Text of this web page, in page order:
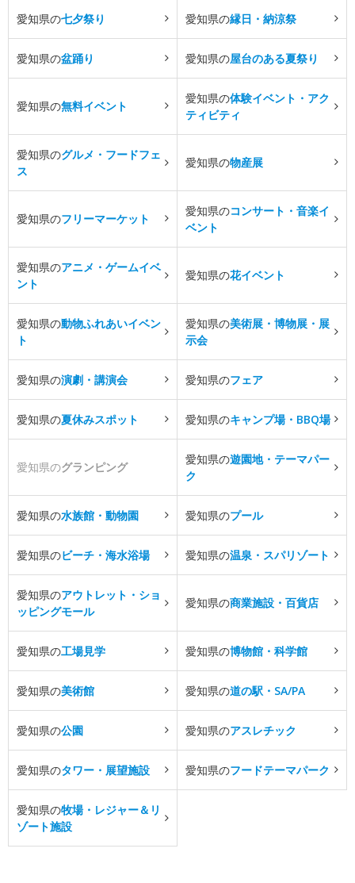
愛知県の七夕祭り 愛知県の縁日・納涼祭
愛知県の盆踊り 愛知県の屋台のある夏祭り
愛知県の無料イベント
愛知県の体験イベント・アク
ティビティ
愛知県のグルメ・フードフェ
ス
愛知県の物産展
愛知県のフリーマーケット
愛知県のコンサート・音楽イ
ベント
愛知県のアニメ・ゲームイベ
ント
愛知県の花イベント
愛知県の動物ふれあいイベン
ト
愛知県の美術展・博物展・展
示会
愛知県の演劇・講演会 愛知県のフェア
愛知県の夏休みスポット 愛知県のキャンプ場・BBQ場
愛知県のグランピング
愛知県の遊園地・テーマパー
ク
愛知県の水族館・動物園 愛知県のプール
愛知県のビーチ・海水浴場 愛知県の温泉・スパリゾート
愛知県のアウトレット・ショ
ッピングモール
愛知県の商業施設・百貨店
愛知県の工場見学 愛知県の博物館・科学館
愛知県の美術館 愛知県の道の駅・SA/PA
愛知県の公園 愛知県のアスレチック
愛知県のタワー・展望施設 愛知県のフードテーマパーク
愛知県の牧場・レジャー＆リ
ゾート施設